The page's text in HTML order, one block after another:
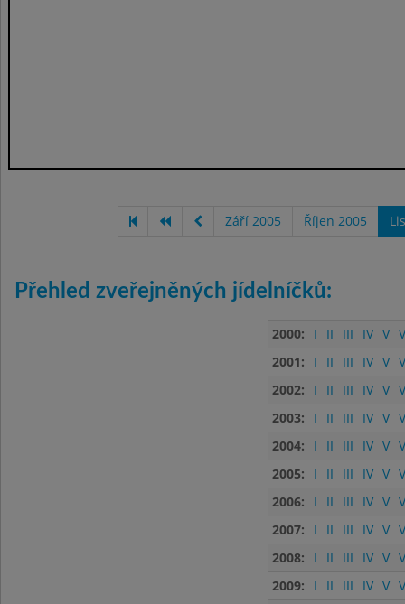
Září 2005 Říjen 2005
Přehled zveřejněných jídelníčků:
2000: I II III IV V
2001:
I II III IV V
2002:
I II III IV V
2003:
I II III IV V
2004:
I II III IV V
2005:
I II III IV V
2006:
I II III IV V
2007:
I II III IV V
2008:
I II III IV V
2009:
I II III IV V